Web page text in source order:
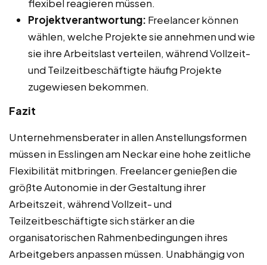
flexibel reagieren müssen.
Projektverantwortung: Freelancer können
wählen, welche Projekte sie annehmen und wie
sie ihre Arbeitslast verteilen, während Vollzeit-
und Teilzeitbeschäftigte häufig Projekte
zugewiesen bekommen.
Fazit
Unternehmensberater in allen Anstellungsformen
müssen in Esslingen am Neckar eine hohe zeitliche
Flexibilität mitbringen. Freelancer genießen die
größte Autonomie in der Gestaltung ihrer
Arbeitszeit, während Vollzeit- und
Teilzeitbeschäftigte sich stärker an die
organisatorischen Rahmenbedingungen ihres
Arbeitgebers anpassen müssen. Unabhängig von